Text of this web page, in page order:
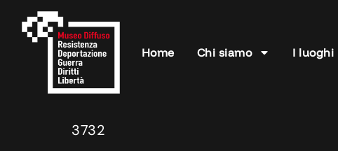
Home Chi siamo I luoghi
3732